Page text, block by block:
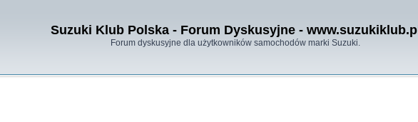
Suzuki Klub Polska - Forum Dyskusyjne - www.suzukiklub.pl
Forum dyskusyjne dla użytkowników samochodów marki Suzuki.